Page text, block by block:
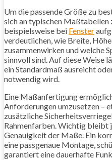
Um die passende Größe zu
sich an typischen Maßtabellen
beispielsweise bei Fenster
verdeutlichen, wie Breite,
zusammenwirken und welche
sinnvoll sind. Auf diese Weise
ein Standardmaß ausreicht
notwendig wird.
Eine Maßanfertigung
Anforderungen umzusetzen –
zusätzliche
Rahmenfarben. Wichtig bleibt
Genauigkeit der Maße. Ein
eine passgenaue Montage,
garantiert eine dauerhafte